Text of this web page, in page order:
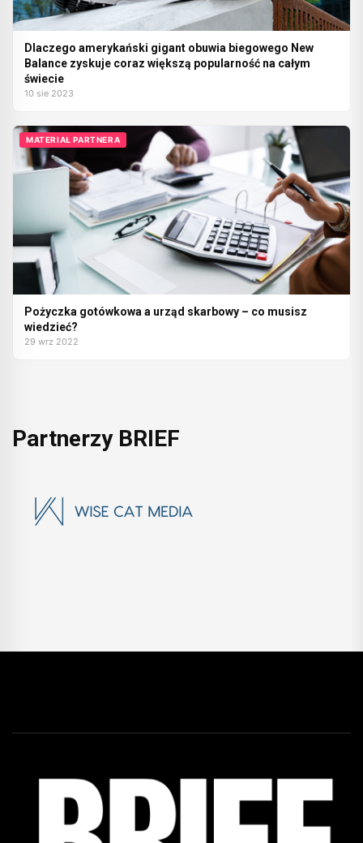
Dlaczego amerykański gigant obuwia biegowego New
Balance zyskuje coraz większą popularność na całym
świecie
10 sie 2023
MATERIAŁ PARTNERA
Pożyczka gotówkowa a urząd skarbowy – co musisz
wiedzieć?
29 wrz 2022
Partnerzy BRIEF